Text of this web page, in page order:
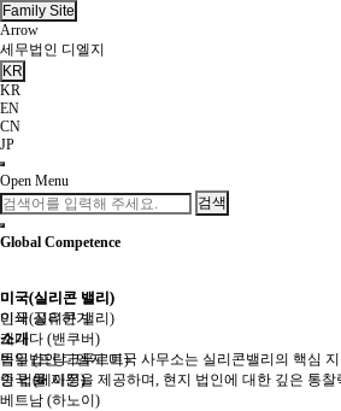
Family Site
Arrow
세무법인 디엘지
KR
KR
EN
CN
JP
Open Menu
검색
Global Competence
미국(실리콘 밸리)
미국(실리콘 밸리)
캐나다 (밴쿠버)
독일 (프랑크푸르트)
중국 (베이징)
베트남 (하노이)
미국(실리콘 밸리)
인쇄 공유하기
소개
법무법인 디엘지 미국 사무소는 실리콘밸리의 핵심
인 법률 자문을 제공하며, 현지 법인에 대한 깊은 통